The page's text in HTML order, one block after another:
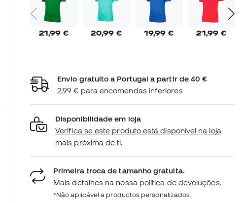
21,99 € 20,99 € 19,99 € 21,99 €
Envio gratuito a Portugal a partir de 40 €
2,99 € para encomendas inferiores
Disponibilidade em loja
Verifica se este produto está disponível na loja
mais próxima de ti.
Primeira troca de tamanho gratuita.
Mais detalhes na nossa política de devoluções.
*Não aplicável a productos personalizados.